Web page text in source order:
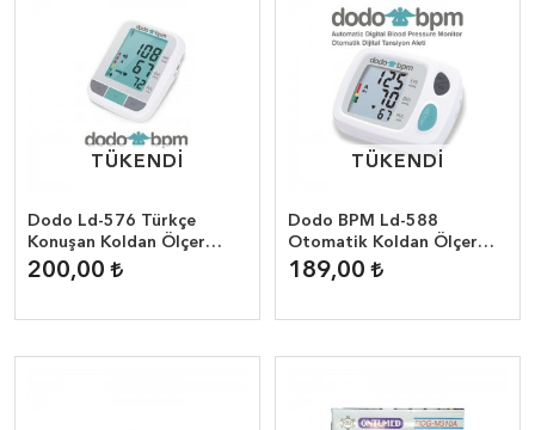
TÜKENDİ
TÜKENDİ
Dodo Ld-576 Türkçe
Konuşan Koldan Ölçer
Dijital Tansiyon Aleti
200,00
TÜKENDİ
TÜKENDİ
Dodo BPM Ld-588
Otomatik Koldan Ölçer
Dijital Tansiyon Aleti
189,00